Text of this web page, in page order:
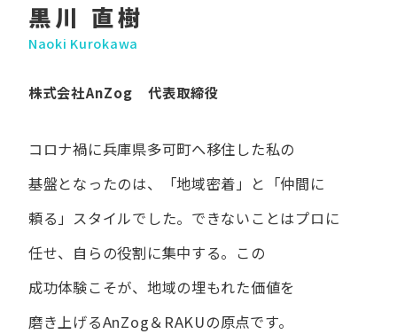
黒川 直樹
Naoki Kurokawa
株式会社AnZog 代表取締役
コロナ禍に​兵庫県多可町へ​移住した​私の​
基盤となったのは、
「地域密着」と​「仲間に​
頼る」スタイルでした。 できない​ことは​プロに​
任せ、​自らの​役割に​集中する。 この​
成功体験こそが、​地域の​埋もれた​価値を​
磨き上げる​AnZog＆RAKUの​原点です。